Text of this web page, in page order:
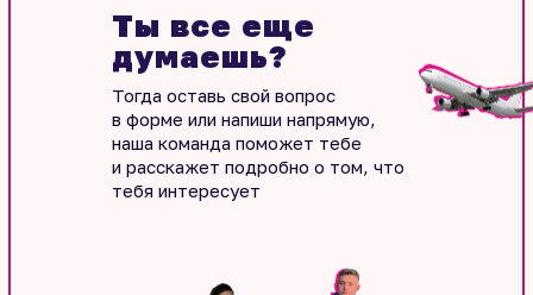
Ты все еще
думаешь?
Тогда оставь свой вопрос
в форме или напиши напрямую,
наша команда поможет тебе
и расскажет подробно о том, что
тебя интересует